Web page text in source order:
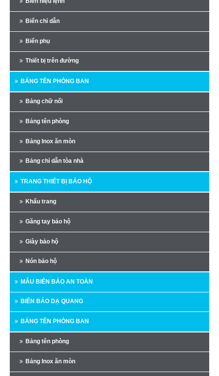
Biển chỉ dẫn
Biển phụ
Thiết bị trên đường
BẢNG TÊN PHÒNG BAN
Bảng chữ nổi
Bảng tên phòng
Bảng Inox ăn mòn
Bảng chỉ dẫn tòa nhà
TRANG THIẾT BỊ BẢO HỘ
Khẩu trang
Găng tay bảo hộ
Giày bảo hộ
Nón bảo hộ
MẪU BIỂN BÁO AN TOÀN
BIỂN BÁO DẠ QUANG
BẢNG TÊN PHÒNG BAN
Bảng tên phòng
Bảng Inox ăn mòn